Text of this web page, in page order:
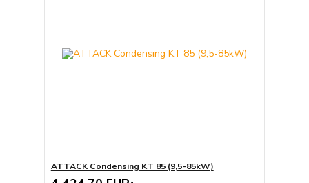
ATTACK Condensing KT 85 (9,5-85kW)